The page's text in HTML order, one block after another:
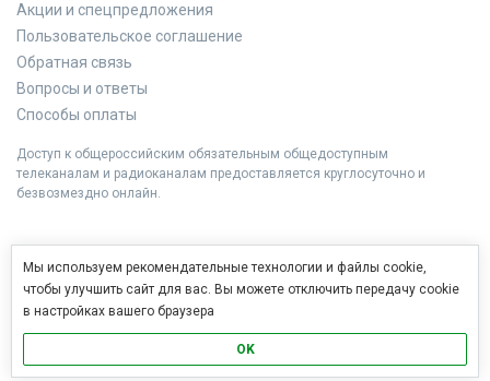
Акции и спецпредложения
Пользовательское соглашение
Обратная связь
Вопросы и ответы
Способы оплаты
Доступ к общероссийским обязательным общедоступным
телеканалам и радиоканалам предоставляется круглосуточно и
безвозмездно онлайн.
Мы используем рекомендательные технологии и файлы cookie,
чтобы улучшить сайт для вас. Вы можете отключить передачу cookie
в настройках вашего браузера
OK